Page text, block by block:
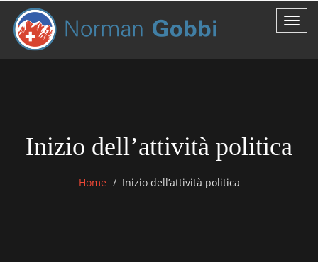
Inizio dell’attività politica
Home Inizio dell’attività politica